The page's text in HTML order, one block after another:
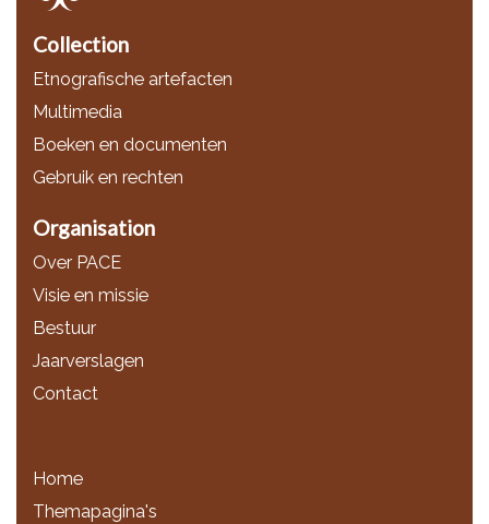
Collection
Etnografische artefacten
Multimedia
Boeken en documenten
Gebruik en rechten
Organisation
Over PACE
Visie en missie
Bestuur
Jaarverslagen
Contact
Home
Themapagina's